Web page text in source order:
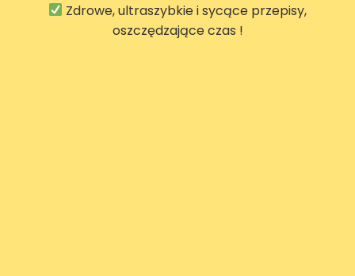
Zdrowe, ultraszybkie i sycące przepisy,
oszczędzające czas !